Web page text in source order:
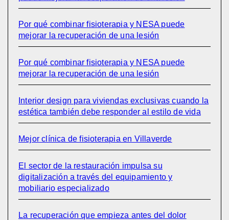
Por qué combinar fisioterapia y NESA puede
mejorar la recuperación de una lesión
Por qué combinar fisioterapia y NESA puede
mejorar la recuperación de una lesión
Interior design para viviendas exclusivas cuando la
estética también debe responder al estilo de vida
Mejor clínica de fisioterapia en Villaverde
El sector de la restauración impulsa su
digitalización a través del equipamiento y
mobiliario especializado
La recuperación que empieza antes del dolor